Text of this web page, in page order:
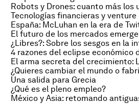
Tecnologías financieras y
España: McLuhan en la era de
El futuro de los mercados
4 razones del eclipse económico
¿Quieres cambiar el mundo o
Una salida para Grecia
¿Qué es el pleno empleo?
México y Asia: retomando